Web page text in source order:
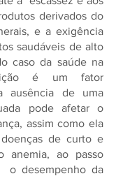
derivados do
e a exigência
saudáveis de alto
caso da saúde na
é um fator
ausência de uma
pode afetar o
assim como ela
de curto e
anemia, ao passo
o desempenho da